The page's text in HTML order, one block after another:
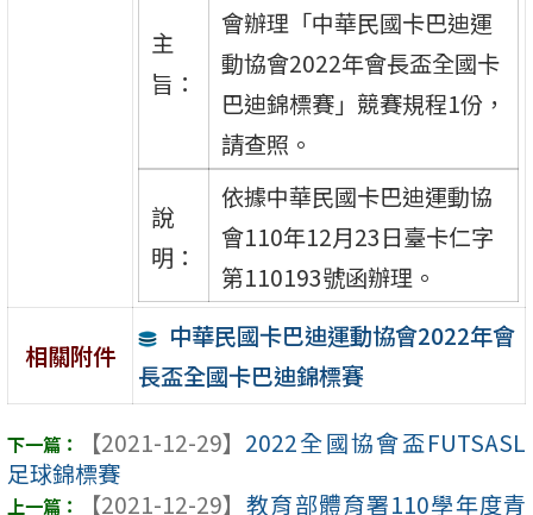
主
旨：
會辦理「中華民國卡巴迪運
動協會2022年會長盃全國卡
巴迪錦標賽」競賽規程1份，
請查照。
說
明：
依據中華民國卡巴迪運動協
會110年12月23日臺卡仁字
第110193號函辦理。
相關附件
中華民國卡巴迪運動協會2022年會
長盃全國卡巴迪錦標賽
【2021-12-29】 2022全國協會盃FUTSASL
足球錦標賽
【2021-12-29】 教育部體育署110學年度青